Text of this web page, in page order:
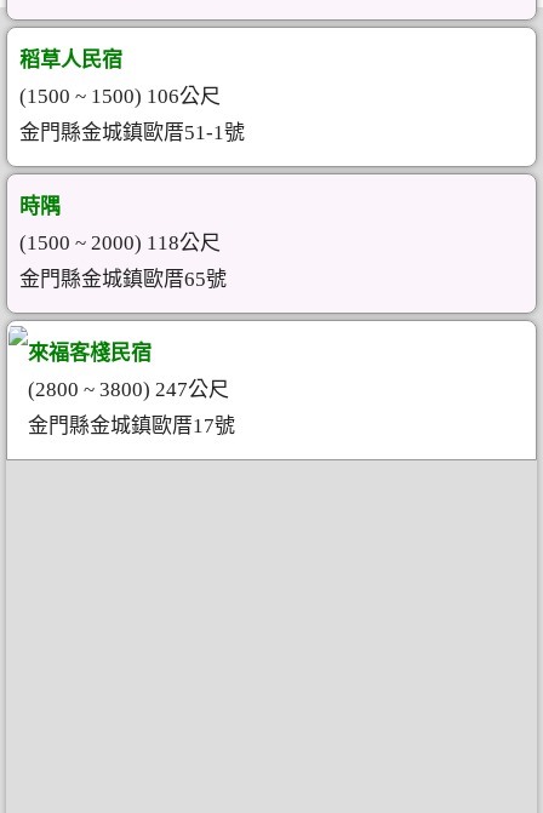
稻草人民宿
(1500 ~ 1500) 106公尺
金門縣金城鎮歐厝51-1號
時隅
(1500 ~ 2000) 118公尺
金門縣金城鎮歐厝65號
來福客棧民宿
(2800 ~ 3800) 247公尺
金門縣金城鎮歐厝17號